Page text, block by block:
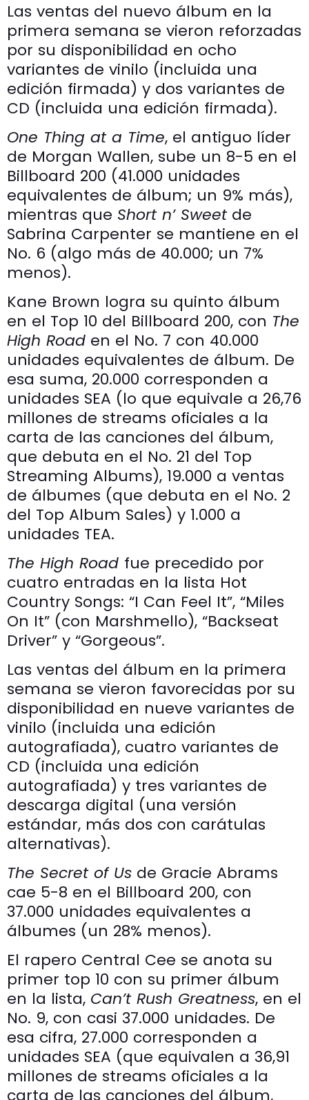
Las ventas del nuevo álbum en la
primera semana se vieron reforzadas
por su disponibilidad en ocho
variantes de vinilo (incluida una
edición firmada) y dos variantes de
CD (incluida una edición firmada).
One Thing at a Time, el antiguo líder
de Morgan Wallen, sube un 8-5 en el
Billboard 200 (41.000 unidades
equivalentes de álbum; un 9% más),
mientras que Short n’ Sweetde
Sabrina Carpenter se mantiene en el
No. 6 (algo más de 40.000; un 7%
menos).
Kane Brown logra su quinto álbum
en el Top 10 del Billboard 200, con The
High Road en el No. 7 con 40.000
unidades equivalentes de álbum. De
esa suma, 20.000 corresponden a
unidades SEA (lo que equivale a 26,76
millones de streams oficiales a la
carta de las canciones del álbum,
que debuta en el No. 21 del Top
Streaming Albums), 19.000 a ventas
de álbumes (que debuta en el No. 2
del Top Album Sales) y 1.000 a
unidades TEA.
The High Road fue precedido por
cuatro entradas en la lista Hot
Country Songs: “I Can Feel It”, “Miles
On It” (con Marshmello), “Backseat
Driver” y “Gorgeous”.
Las ventas del álbum en la primera
semana se vieron favorecidas por su
disponibilidad en nueve variantes de
vinilo (incluida una edición
autografiada), cuatro variantes de
CD (incluida una edición
autografiada) y tres variantes de
descarga digital (una versión
estándar, más dos con carátulas
alternativas).
The Secret of Us de Gracie Abrams
cae 5-8 en el Billboard 200, con
37.000 unidades equivalentes a
álbumes (un 28% menos).
El rapero Central Cee se anota su
primer top 10 con su primer álbum
en la lista, Can’t Rush Greatness, en el
No. 9, con casi 37.000 unidades. De
esa cifra, 27.000 corresponden a
unidades SEA (que equivalen a 36,91
millones de streams oficiales a la
carta de las canciones del álbum,